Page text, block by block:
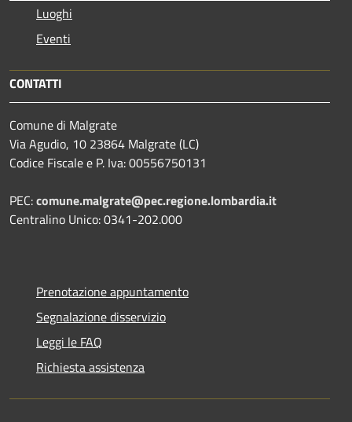
Luoghi
Eventi
CONTATTI
Comune di Malgrate
Via Agudio, 10 23864 Malgrate (LC)
Codice Fiscale e P. Iva: 00556750131
PEC:comune.malgrate@pec.regione.lombardia.it
Centralino Unico: 0341-202.000
Prenotazione appuntamento
Segnalazione disservizio
Leggi le FAQ
Richiesta assistenza